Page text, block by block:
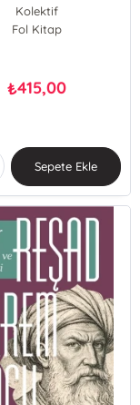
Kolektif
Fol Kitap
₺415,00
Sepete Ekle